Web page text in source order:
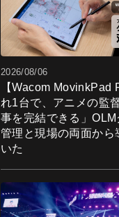
2026/08/06
【Wacom MovinkPad
れ1台で、アニメの監
事を完結できる」OLM
管理と現場の両面から
いた